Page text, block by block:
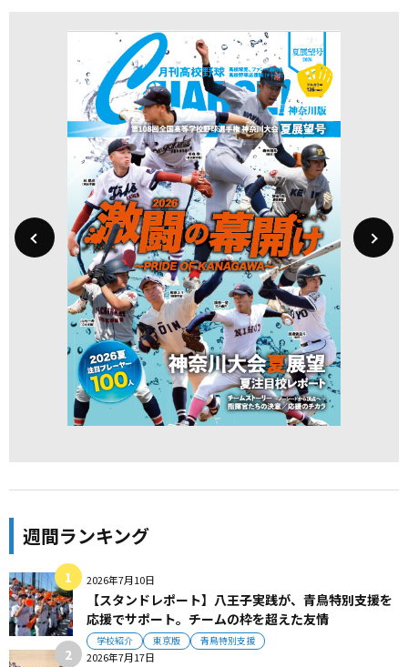
週間ランキング
2026年7月10日
【スタンドレポート】八王子実践が、青鳥特別支援を
応援でサポート。チームの枠を超えた友情
学校紹介 東京版 青鳥特別支援
2026年7月17日